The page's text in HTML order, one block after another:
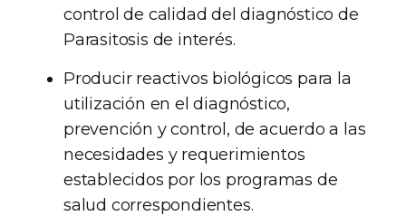
control de calidad del diagnóstico de
Parasitosis de interés.
Producir reactivos biológicos para la
utilización en el diagnóstico,
prevención y control, de acuerdo a las
necesidades y requerimientos
establecidos por los programas de
salud correspondientes.